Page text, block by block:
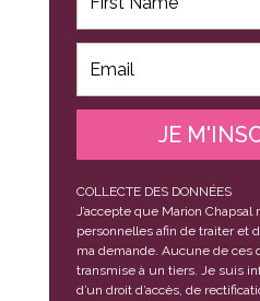
JE
COLLECTE DES DONNÉES
J’accepte que Marion
personnelles afin de traiter et
ma demande. Aucune de ces
transmise à un tiers. Je suis
d’un droit d’accès, de